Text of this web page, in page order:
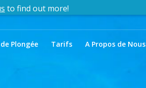
Plongée Tarifs A Propos de Nous
offers!